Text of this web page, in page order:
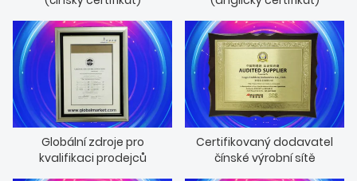
KONTAKTUJTE NÁS
PRODUKTOVÝ KATALOG
ZPRÁVY
Globální zdroje pro
kvalifikaci prodejců
Certifikovaný dodavatel
čínské výrobní sítě